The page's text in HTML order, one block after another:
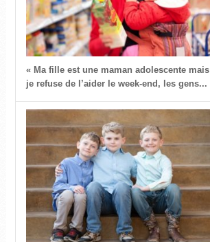
« Ma fille est une maman adolescente mais
je refuse de l’aider le week-end, les gens...